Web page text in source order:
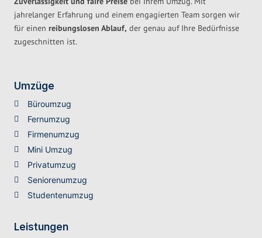
jahrelanger Erfahrung und einem engagierten Team sorgen wir
für einen reibungslosen Ablauf, der genau auf Ihre Bedürfnisse
zugeschnitten ist.
Umzüge
Büroumzug
Fernumzug
Firmenumzug
Mini Umzug
Privatumzug
Seniorenumzug
Studentenumzug
Leistungen